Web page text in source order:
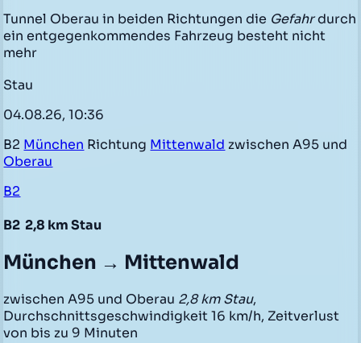
Tunnel Oberau in beiden Richtungen die Gefahrdurch
ein entgegenkommendes Fahrzeug besteht nicht
mehr
Stau
04.08.26, 10:36
B2 München Richtung Mittenwald zwischen A95 und
Oberau
B2
B2 2,8 km Stau
München → Mittenwald
zwischen A95 und Oberau 2,8 km Stau,
Durchschnittsgeschwindigkeit 16 km/h, Zeitverlust
von bis zu 9 Minuten